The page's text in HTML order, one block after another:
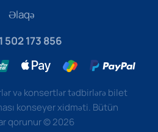
Əlaqə
502 173 856
və konsertlər tədbirlərə bilet
konseyer xidməti. Bütün
qorunur©2026